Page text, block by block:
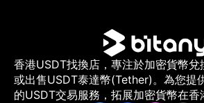
香港USDT找換店，專注於加密貨幣兌
或出售USDT泰達幣(Tether)。為您提
的USDT交易服務，拓展加密貨幣在香